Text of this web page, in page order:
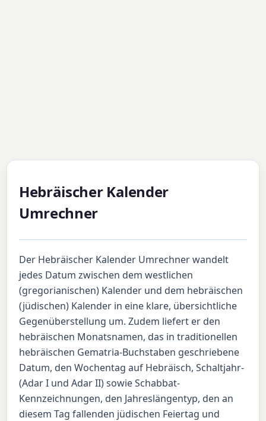
Hebräischer Kalender
Umrechner
Der Hebräischer Kalender Umrechner wandelt
jedes Datum zwischen dem westlichen
(gregorianischen) Kalender und dem hebräischen
(jüdischen) Kalender in eine klare, übersichtliche
Gegenüberstellung um. Zudem liefert er den
hebräischen Monatsnamen, das in traditionellen
hebräischen Gematria-Buchstaben geschriebene
Datum, den Wochentag auf Hebräisch, Schaltjahr-
(Adar I und Adar II) sowie Schabbat-
Kennzeichnungen, den Jahreslängentyp, den an
diesem Tag fallenden jüdischen Feiertag und